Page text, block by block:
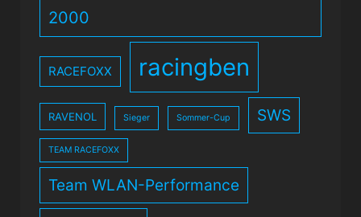
2000
RACEFOXX racingben
RAVENOL Sieger Sommer-Cup SWS
TEAM RACEFOXX
Team WLAN-Performance